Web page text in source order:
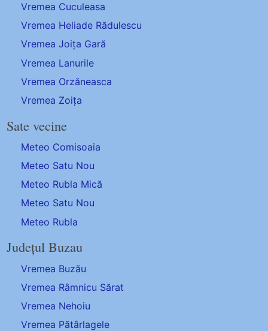
Vremea Cuculeasa
Vremea Heliade Rădulescu
Vremea Joița Gară
Vremea Lanurile
Vremea Orzăneasca
Vremea Zoița
Sate vecine
Meteo Comisoaia
Meteo Satu Nou
Meteo Rubla Mică
Meteo Satu Nou
Meteo Rubla
Județul Buzau
Vremea Buzău
Vremea Râmnicu Sărat
Vremea Nehoiu
Vremea Pătârlagele